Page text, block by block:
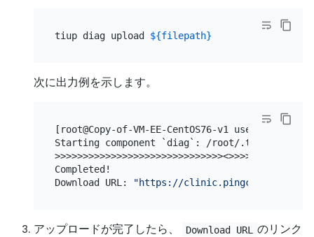
tiup diag upload ${filepath}
次に出力例を示します。
[root@Copy-of-VM-EE-CentOS76-v1 user]# tiup
Starting component `diag`: /root/.tiup/
>>>>>>>>>>>>>>>>>>>>>>>>>>>>>><>>>>>>>>>
Completed!
Download URL:
"https://clinic.pingcap.com.cn/
アップロードが完了したら、 Download URL
のリンク